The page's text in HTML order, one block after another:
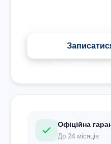
Передзвонимо за 5
Офіційна
До 24 місяців